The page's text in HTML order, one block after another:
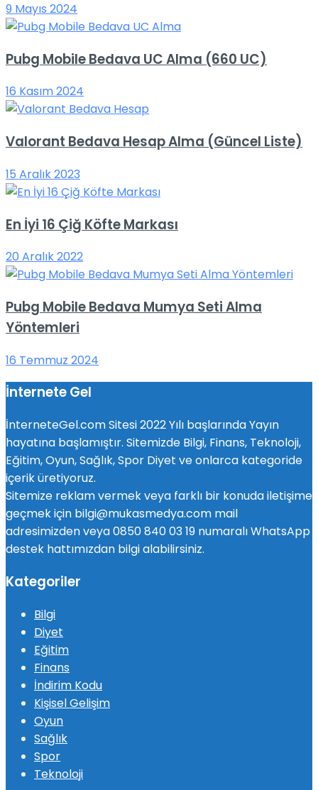
9 Mayıs 2024
Pubg Mobile Bedava UC Alma (660 UC)
16 Kasım 2024
Valorant Bedava Hesap Alma (Güncel Liste)
15 Aralık 2023
En İyi 16 Çiğ Köfte Markası
20 Aralık 2022
Pubg Mobile Bedava Mumya Seti Alma
Yöntemleri
16 Temmuz 2024
İnternete Gel
İnterneteGel.com Sitesi 2022 Yılı başlarında Yayın
hayatına başlamıştır. Sitemizde Bilgi, Finans, Teknoloji,
Eğitim, Oyun, Sağlık, Spor Diyet ve onlarca kategoride
içerik üretiyoruz.
Sitemize reklam vermek veya farklı bir konuda iletişime
geçmek için bilgi@mukasmedya.com mail
adresimizden veya 0850 840 03 19 numaralı WhatsApp
destek hattımızdan bilgi alabilirsiniz.
Kategoriler
Bilgi
Diyet
Eğitim
Finans
İndirim Kodu
Kişisel Gelişim
Oyun
Sağlık
Spor
Teknoloji